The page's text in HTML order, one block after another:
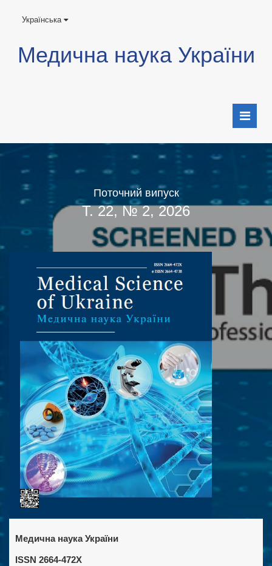
Українська
Медична наука України
Поточний випуск
Т. 22, № 2, 2026
Медична наука України
ISSN 2664-472X